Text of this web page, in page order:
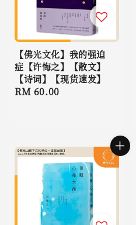
【佛光文化】我的强迫
症【许悔之】【散文】
【诗词】【现货速发】
Regular
RM 60.00